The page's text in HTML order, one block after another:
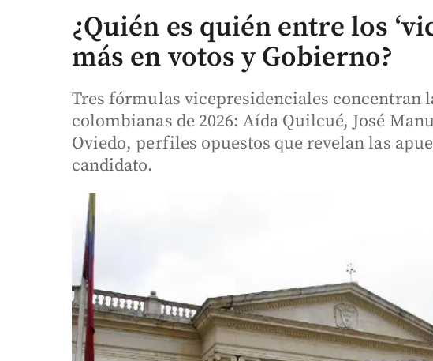
¿Quién es quién entre los
más en votos y Gobierno?
Tres fórmulas vicepresidenciales concentran
colombianas de 2026: Aída Quilcué, José
Oviedo, perfiles opuestos que revelan las
candidato.